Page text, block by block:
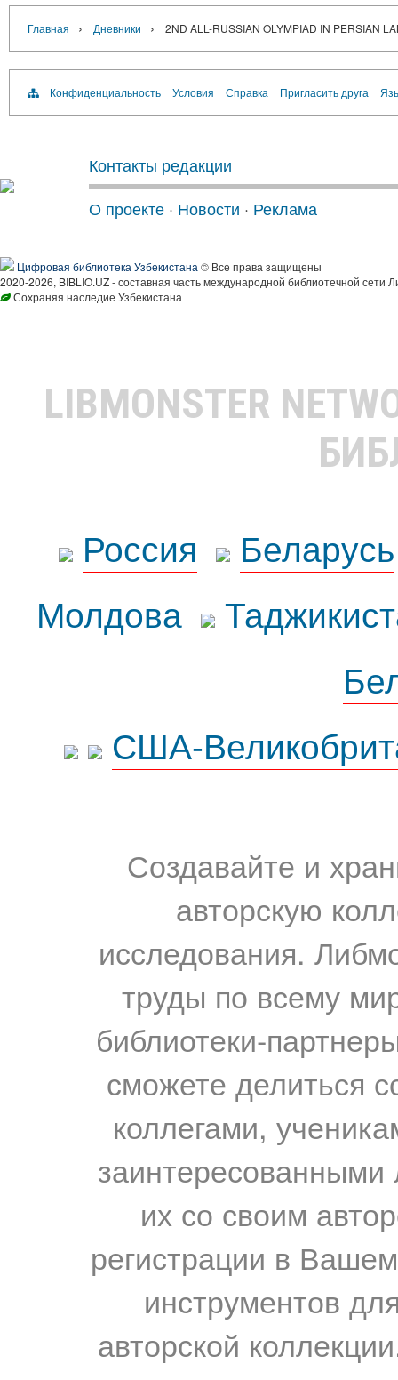
Главная › Дневники › 2ND ALL-RUSSIAN OLYMPIAD IN PERSIAN
Конфиденциальность Условия Справка Пригласить друга
Контакты редакции
О проекте · Новости · Реклама
Цифровая библиотека Узбекистана © Все права защищены
2020-2026, BIBLIO.UZ - составная часть международной библиотечной сети
Сохраняя наследие Узбекистана
LIBMONSTER
Россия
Беларусь
Молдова
США-
Создавайте и
авторскую
исследования.
труды по всему
библиотеки-
сможете делиться
коллегами,
их со своим
регистрации в
инструментов
авторской